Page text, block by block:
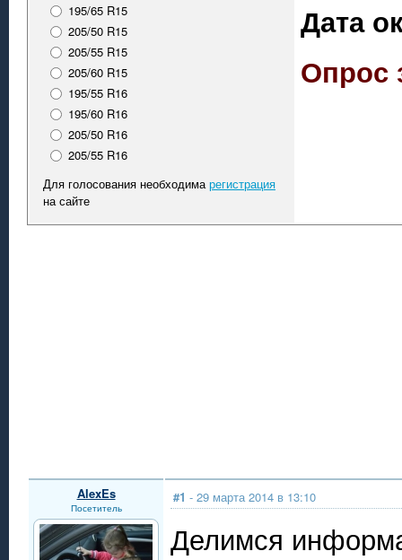
195/65 R15
205/50 R15
205/55 R15
205/60 R15
195/55 R16
195/60 R16
205/50 R16
205/55 R16
Для голосования необходимарегистрация
на сайте
Дата
Опрос
AlexEs
Посетитель
#1 - 29 марта 2014 в 13:10
Делимся